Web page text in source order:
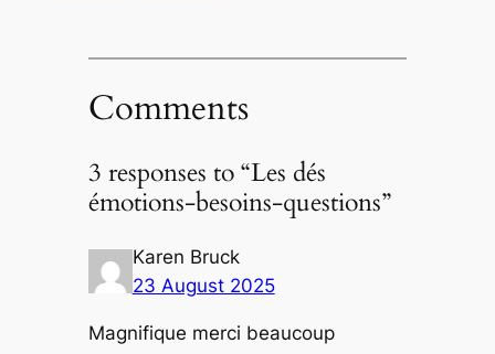
Comments
3 responses to “Les dés
émotions-besoins-questions”
Karen Bruck
23 August 2025
Magnifique merci beaucoup